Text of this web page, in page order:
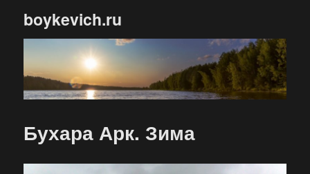
boykevich.ru
Бухара Арк. Зима